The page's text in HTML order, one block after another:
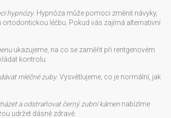
hypnózy. Hypnóza může pomoci změnit návyky,
léčbu. Pokud vás zajímá alternativní
ukazujeme, na co se zaměřit při rentgenovém
kontrolu.
mléčné zuby. Vysvětlujeme, co je normální, jak
a odstraňovat černý zubní kámen nabízíme
udržet dásně zdravé.